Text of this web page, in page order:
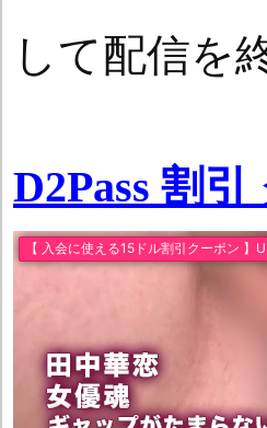
して配信を
D2Pass 割